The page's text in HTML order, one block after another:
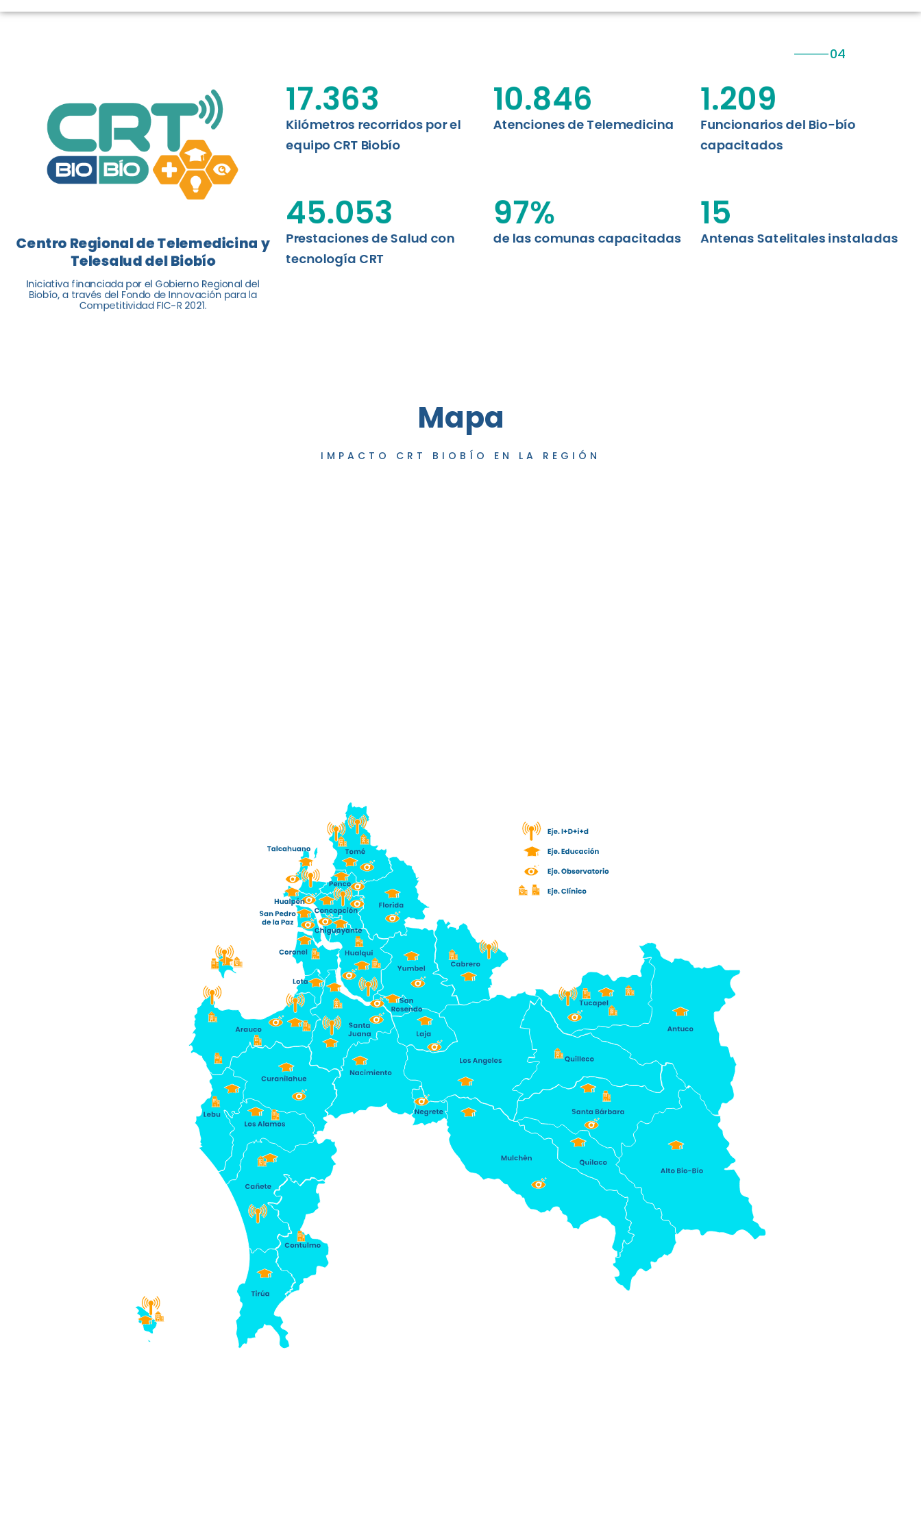
ABORDAJE CLÍNICO EN
I+D+I+E
MDPA
Telesalud del Biobío, a través de la Universidad de Concepción...
Leer más
Centro Regional de Telemedicina y
Telesalud del Biobío
Iniciativa financiada por el Gobierno Regional del
Biobío, a través del Fondo de Innovación para la
Competitividad FIC-R 2021.
Kilómetros recorridos por el
equipo CRT Biobío
17.363
Atenciones de Telemedicina
10.846
Funcionarios del Bio-bío
capacitados
1.209
Prestaciones de Salud con
tecnología CRT
45.053
de las comunas capacitadas
97%
Antenas Satelitales instaladas
15
Mapa
IMPACTO CRT BIOBÍO EN LA REGIÓN